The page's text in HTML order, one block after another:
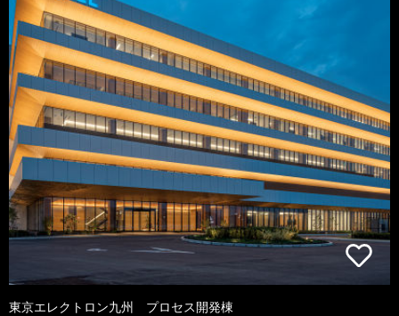
東京エレクトロン九州 プロセス開発棟